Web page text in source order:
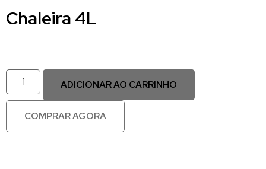
Chaleira 4L
ADICIONAR AO CARRINHO
COMPRAR AGORA